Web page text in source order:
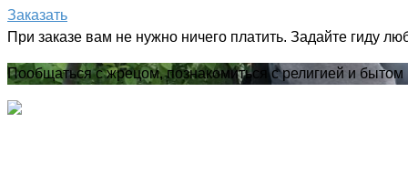
Заказать
При заказе вам не нужно ничего платить. Задайте гиду
Пообщаться с жрецом, познакомиться с религией и